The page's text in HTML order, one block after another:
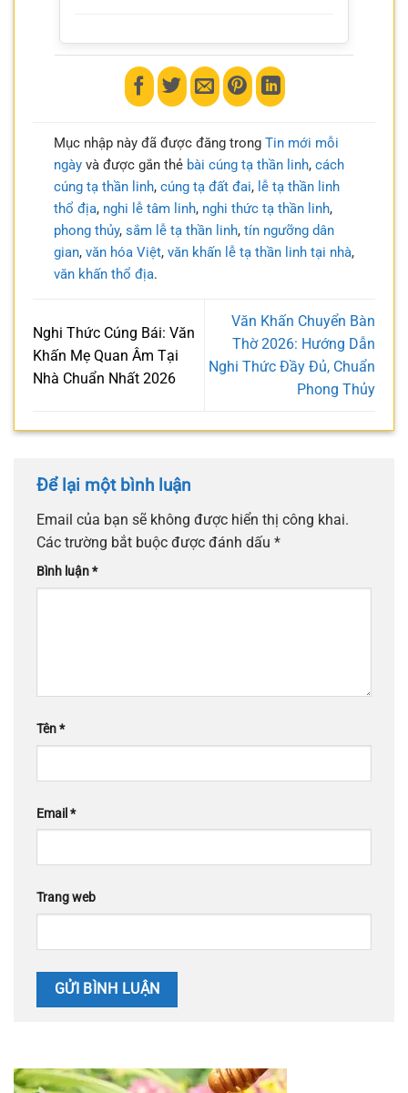
Mục nhập này đã được đăng trong Tin mới mỗi
ngàyvà được gắn thẻ bài cúng tạ thần linh, cách
cúng tạ thần linh, cúng tạ đất đai, lễ tạ thần linh
thổ địa, nghi lễ tâm linh, nghi thức tạ thần linh,
phong thủy, sắm lễ tạ thần linh, tín ngưỡng dân
gian, văn hóa Việt, văn khấn lễ tạ thần linh tại nhà,
văn khấn thổ địa.
Nghi Thức Cúng Bái: Văn
Khấn Mẹ Quan Âm Tại
Nhà Chuẩn Nhất 2026
Văn Khấn Chuyển Bàn
Thờ 2026: Hướng Dẫn
Nghi Thức Đầy Đủ, Chuẩn
Phong Thủy
Để lại một bình luận
Email của bạn sẽ không được hiển thị công khai.
Các trường bắt buộc được đánh dấu *
Bình luận*
Tên*
Email *
Trang web